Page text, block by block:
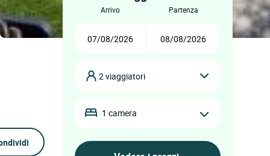
arrivo partenza
2 viaggiatori
1 camera